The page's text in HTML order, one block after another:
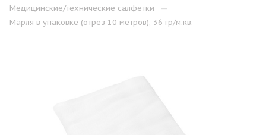
Медицинские/технические салфетки —
Марля в упаковке (отрез 10 метров), 36 гр/м.кв.